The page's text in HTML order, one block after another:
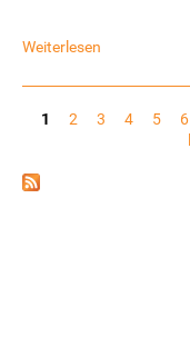
Weiterlesen
1 2 3 4 5 6